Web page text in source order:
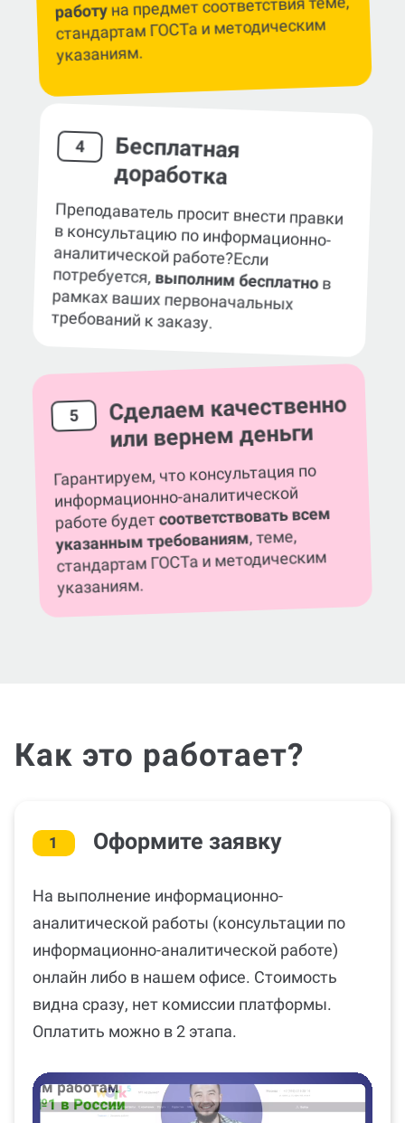
работуна предмет соответствия теме,
стандартам ГОСТа и методическим
указаниям.
4 Бесплатная
доработка
Преподаватель просит внести правки
в консультацию по информационно-
аналитической работе?Если
потребуется, выполним бесплатнов
рамках ваших первоначальных
требований к заказу.
5 Сделаем качественно
или вернем деньги
Гарантируем, что консультация по
информационно-аналитической
работе будетсоответствовать всем
указанным требованиям, теме,
стандартам ГОСТа и методическим
указаниям.
Как это работает?
1 Оформите заявку
На выполнение информационно-
аналитической работы (консультации по
информационно-аналитической работе)
онлайн либо в нашем офисе. Стоимость
видна сразу, нет комиссии платформы.
Оплатить можно в 2 этапа.